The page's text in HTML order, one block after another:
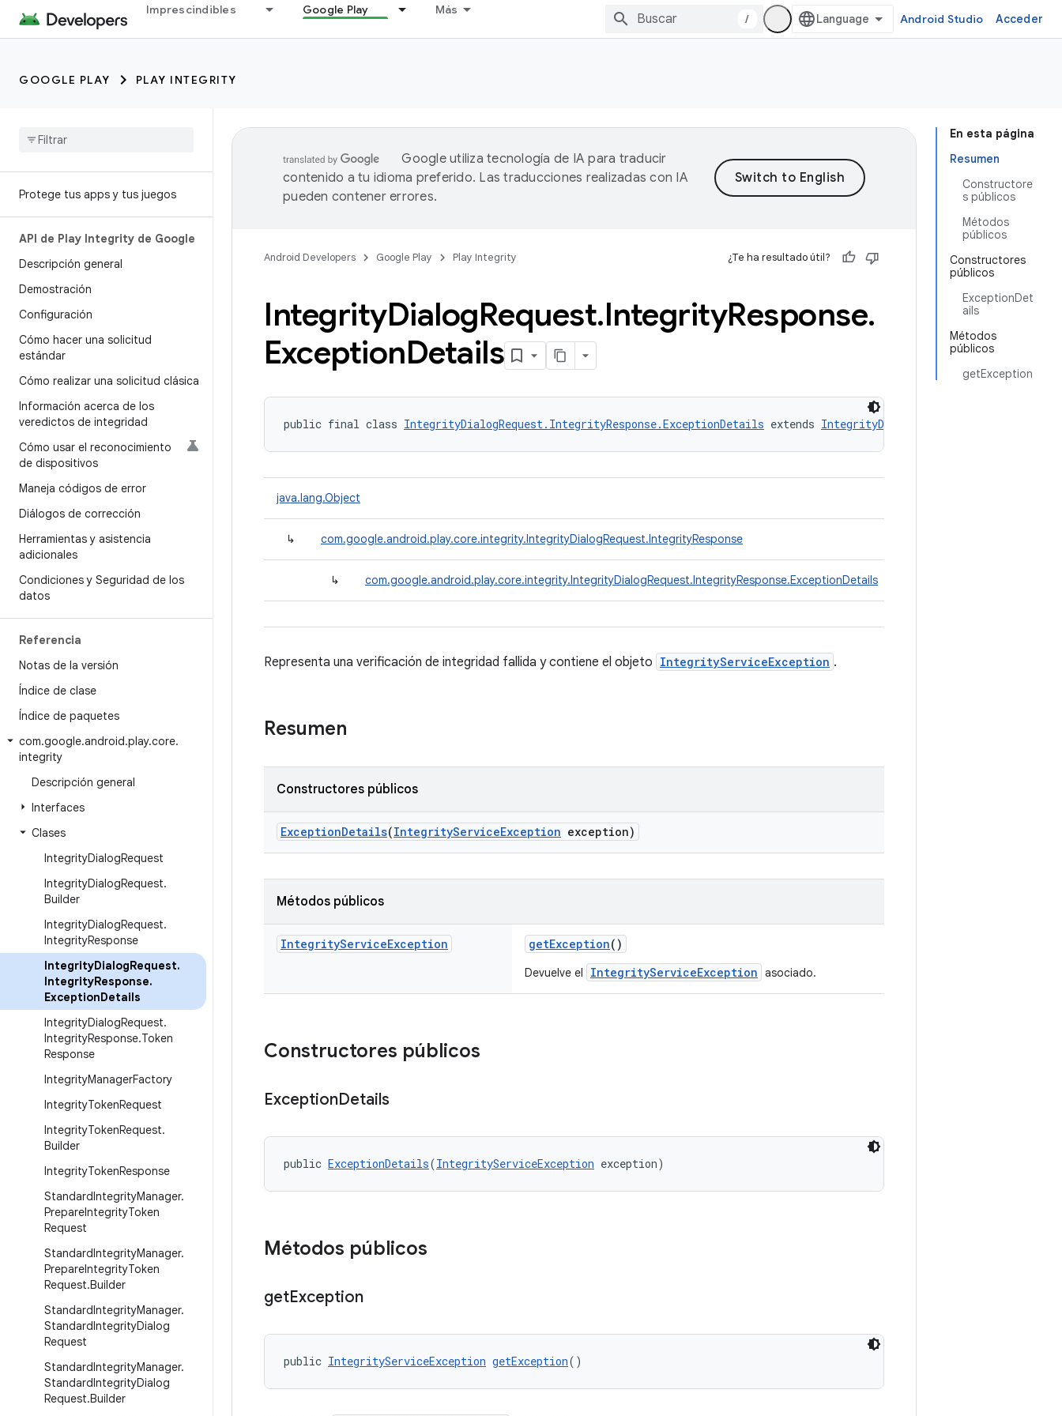
Imprescindibles Google Play Más
/ Android Studio Acceder
GOOGLE PLAY PLAY INTEGRITY
Protege tus apps y tus juegos
API de Play Integrity de Google
Descripción general
Demostración
Configuración
Cómo hacer una solicitud
estándar
Cómo realizar una solicitud clásica
Información acerca de los
veredictos de integridad
Cómo usar el reconocimiento
de dispositivos
Maneja códigos de error
Diálogos de corrección
Herramientas y asistencia
adicionales
Condiciones y Seguridad de los
datos
Referencia
Notas de la versión
Índice de clase
Índice de paquetes
com.google.android.play.core.
integrity
Descripción general
Interfaces
Clases
IntegrityDialogRequest
IntegrityDialogRequest.
Builder
IntegrityDialogRequest.
IntegrityResponse
IntegrityDialogRequest.
IntegrityResponse.
ExceptionDetails
IntegrityDialogRequest.
IntegrityResponse.Token
Response
IntegrityManagerFactory
IntegrityTokenRequest
IntegrityTokenRequest.
Builder
IntegrityTokenResponse
StandardIntegrityManager.
PrepareIntegrityToken
Request
StandardIntegrityManager.
PrepareIntegrityToken
Request.Builder
StandardIntegrityManager.
StandardIntegrityDialog
Request
StandardIntegrityManager.
StandardIntegrityDialog
Request.Builder
En esta página
Resumen
Constructore
s públicos
Métodos
públicos
Constructores
públicos
ExceptionDet
ails
Métodos
públicos
getException
Google utiliza tecnología de IA para traducir
contenido a tu idioma preferido. Las traducciones realizadas con IA
pueden contener errores.
Android Developers Google Play Play Integrity ¿Te ha resultado útil?
IntegrityDialogRequest.IntegrityResponse.
ExceptionDetails
public final class IntegrityDialogRequest.IntegrityResponse.ExceptionDetails extends
java.lang.Object
↳ com.google.android.play.core.integrity.IntegrityDialogRequest.IntegrityResponse
↳ com.google.android.play.core.integrity.IntegrityDialogRequest.IntegrityResponse.ExceptionDetails
Representa una verificación de integridad fallida y contiene el objeto IntegrityServiceException .
Resumen
Constructores públicos
ExceptionDetails(IntegrityServiceException exception)
Métodos públicos
IntegrityServiceException getException()
Devuelve el IntegrityServiceException asociado.
Constructores públicos
ExceptionDetails
public ExceptionDetails(IntegrityServiceException exception)
Métodos públicos
getException
public IntegrityServiceException getException()